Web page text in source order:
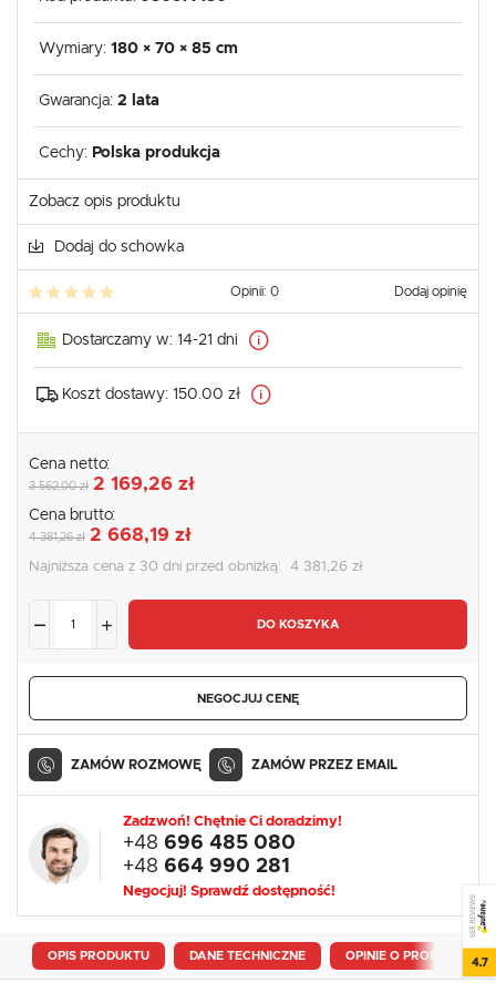
Wymiary: 180 × 70 × 85 cm
Gwarancja: 2 lata
Cechy: Polska produkcja
Zobacz opis produktu
Dodaj do schowka
Opinii: 0 Dodaj opinię
Dostarczamy w: 14-21 dni
Koszt dostawy: 150.00 zł
Cena netto:
3 562,00 zł 2 169,26 zł
Cena brutto:
4 381,26 zł 2 668,19 zł
Najniższa cena z 30 dni przed obniżką: 4 381,26 zł
DO KOSZYKA
NEGOCJUJ CENĘ
ZAMÓW ROZMOWĘ ZAMÓW PRZEZ EMAIL
Zadzwoń! Chętnie Ci doradzimy!
+48 696 485 080
+48 664 990 281
Negocjuj! Sprawdź dostępność!
OPIS PRODUKTU DANE TECHNICZNE OPINIE O PRODUKCIE
SEE REVIEWS
4.7